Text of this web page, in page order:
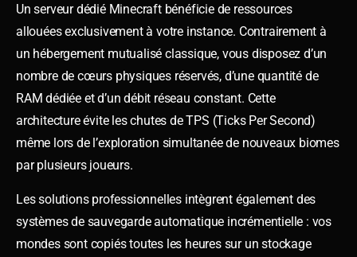
Un serveur dédié Minecraft bénéficie de ressources
allouées exclusivement à votre instance. Contrairement à
un hébergement mutualisé classique, vous disposez d’un
nombre de cœurs physiques réservés, d’une quantité de
RAM dédiée et d’un débit réseau constant. Cette
architecture évite les chutes de TPS (Ticks Per Second)
même lors de l’exploration simultanée de nouveaux biomes
par plusieurs joueurs.
Les solutions professionnelles intègrent également des
systèmes de sauvegarde automatique incrémentielle : vos
mondes sont copiés toutes les heures sur un stockage